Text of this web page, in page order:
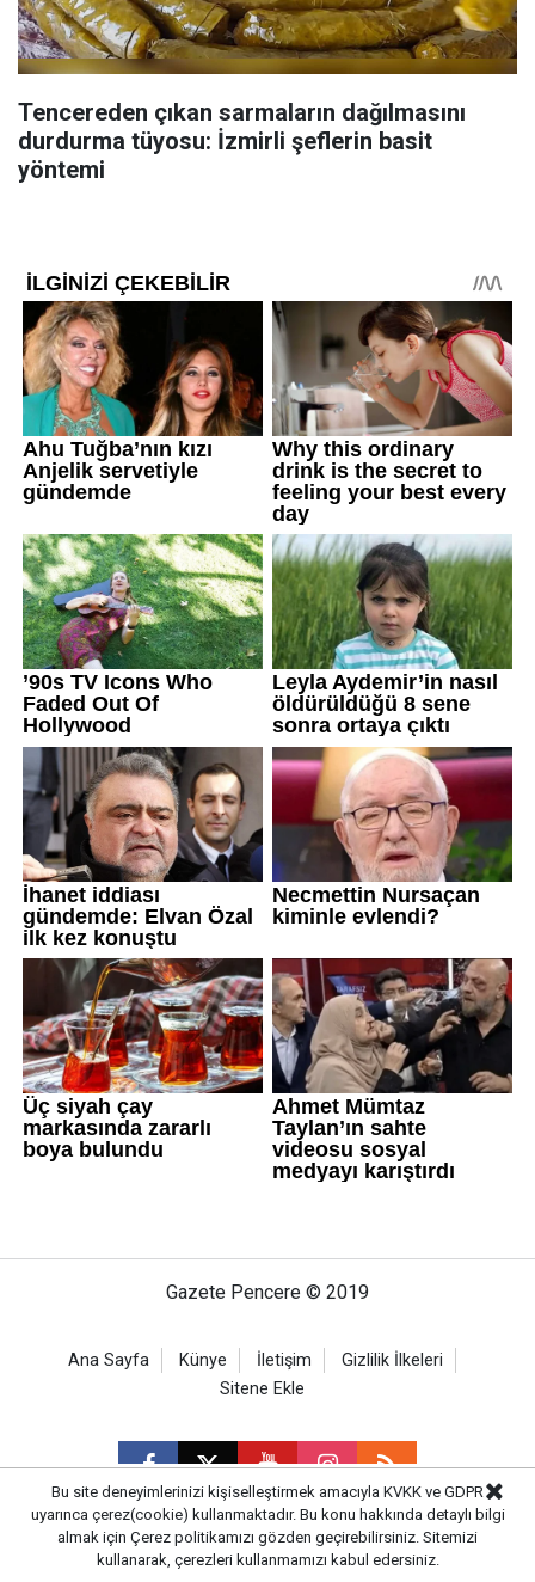
Tencereden çıkan sarmaların dağılmasını
durdurma tüyosu: İzmirli şeflerin basit
yöntemi
Gazete Pencere © 2019
Ana Sayfa Künye İletişim
Gizlilik İlkeleri
Sitene Ekle
CM Bilişim
Bu site deneyimlerinizi kişiselleştirmek amacıyla KVKK ve GDPR
uyarınca çerez(cookie) kullanmaktadır. Bu konu hakkında detaylı bilgi
almak için Çerez politikamızı gözden geçirebilirsiniz. Sitemizi
kullanarak, çerezleri kullanmamızı kabul edersiniz.